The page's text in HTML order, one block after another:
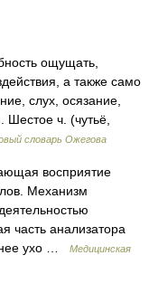
ощущать,
а также само
слух, осязание,
Шестое ч. (чутьё,
словарь Ожегова
восприятие
Механизм
часть анализатора
ухо …
Медицинская